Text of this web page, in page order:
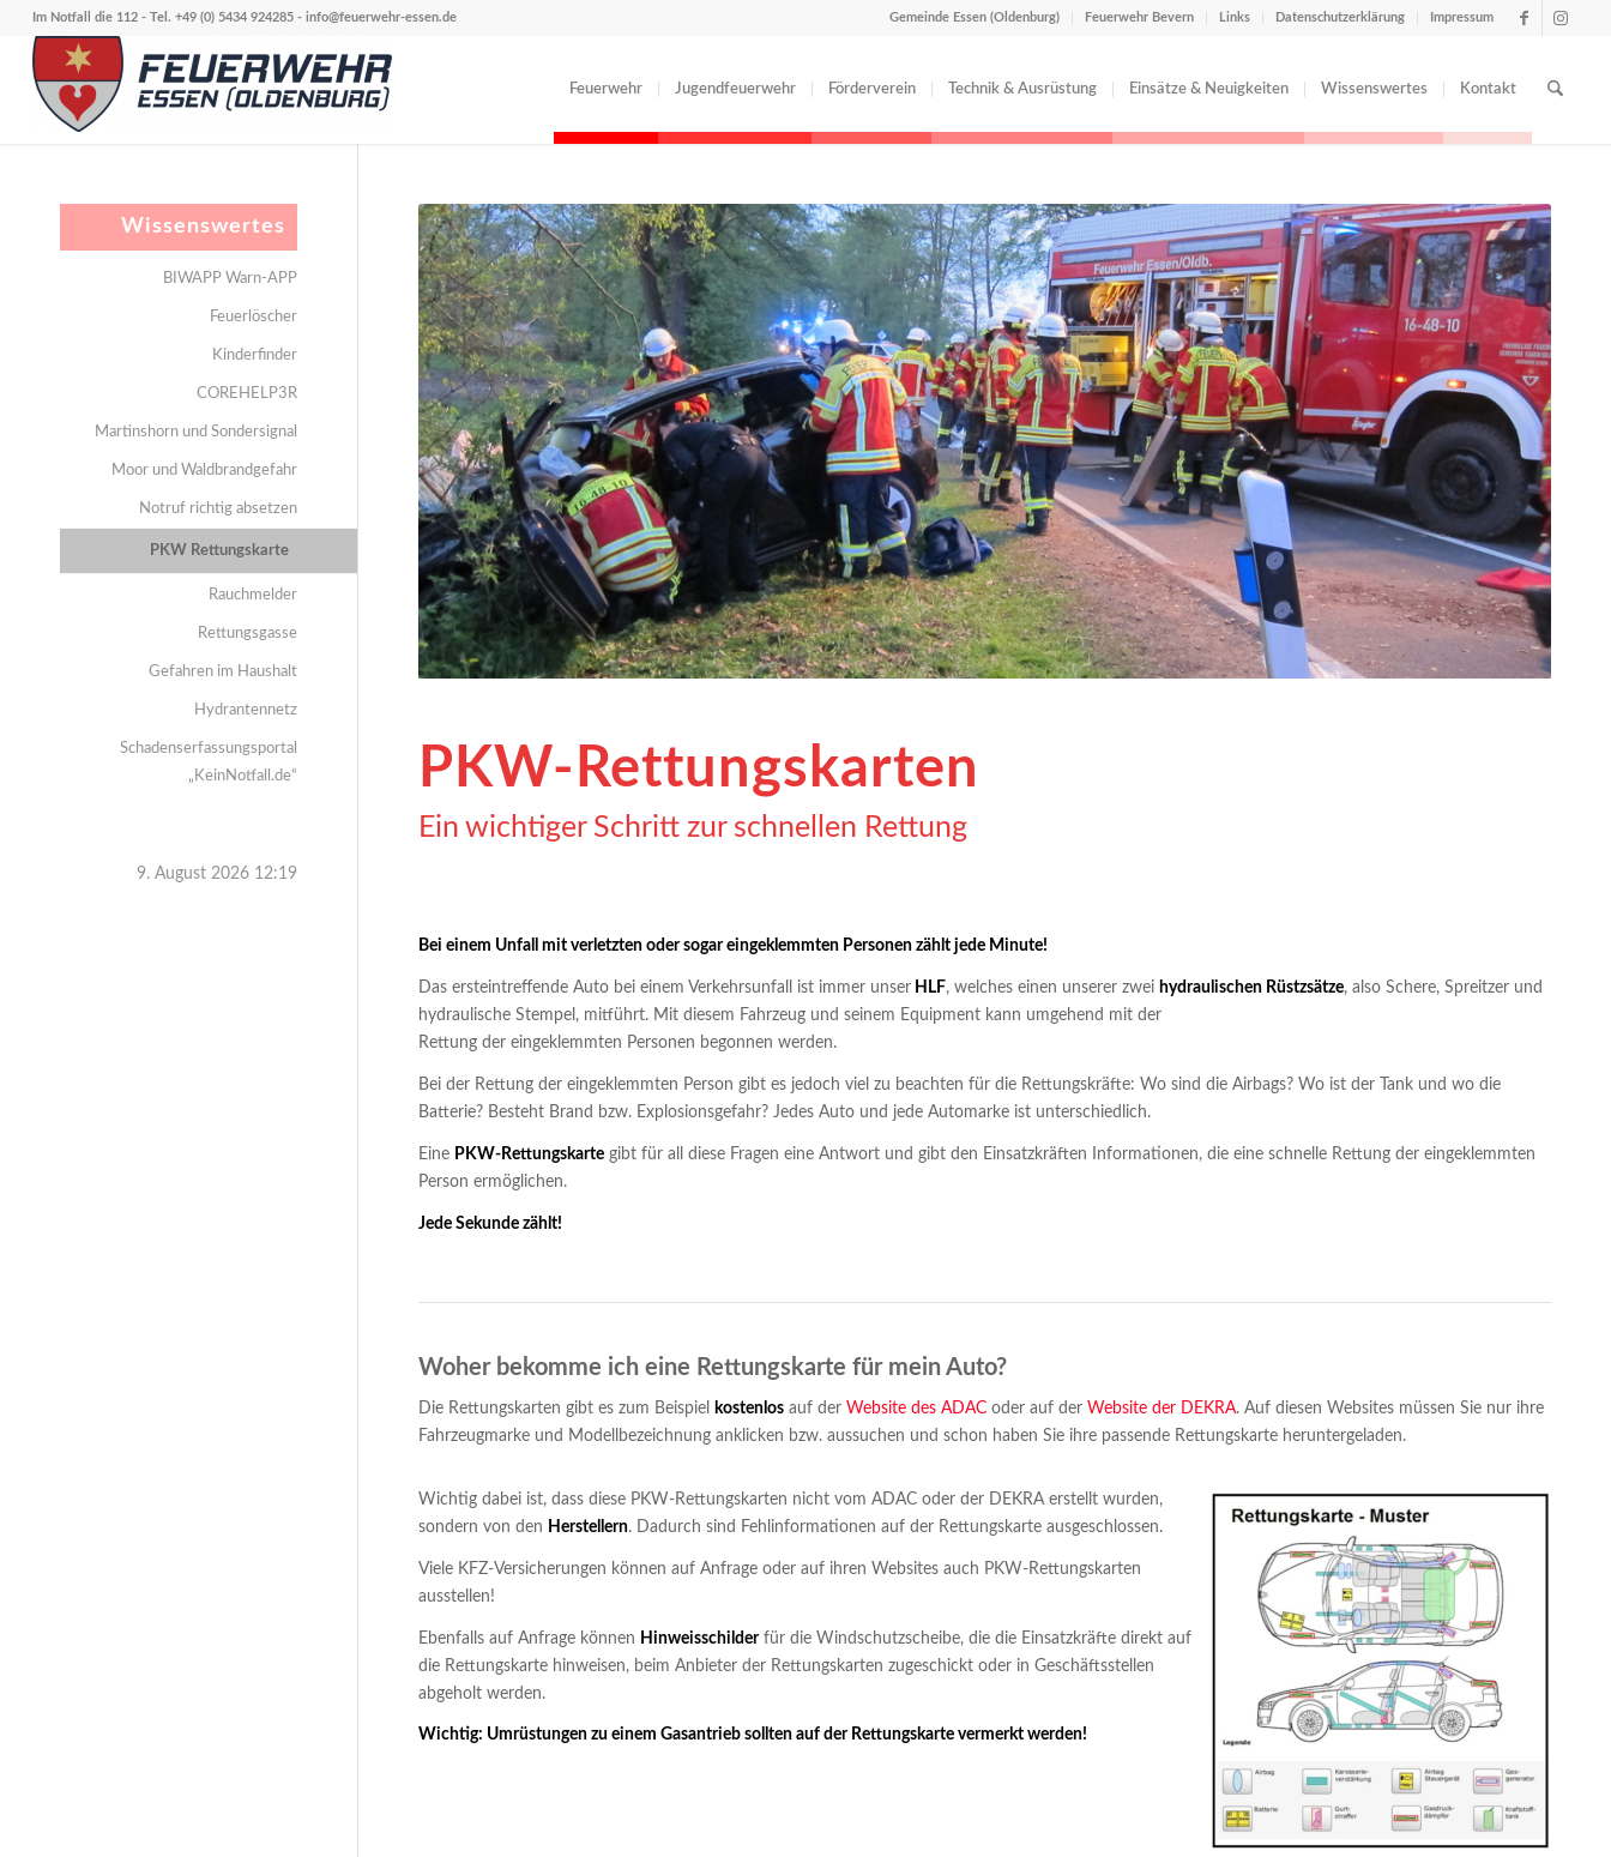
Gemeinde Essen (Oldenburg) Feuerwehr Bevern Links Datenschutzerklärung Impressum
Im Notfall die 112 - Tel. +49 (0) 5434 924285 - info@feuerwehr-essen.de
Feuerwehr Jugendfeuerwehr Förderverein Technik & Ausrüstung Einsätze & Neuigkeiten Wissenswertes Kontakt
PKW-Rettungskarten
Ein wichtiger Schritt zur schnellen Rettung
Bei einem Unfall mit verletzten oder sogar eingeklemmten Personen zählt jede Minute!
Das ersteintreffende Auto bei einem Verkehrsunfall ist immer unserHLF, welches einen unserer zwei hydraulischen Rüstzsätze, also Schere, Spreitzer und
hydraulische Stempel, mitführt. Mit diesem Fahrzeug und seinem Equipment kann umgehend mit der
Rettung der eingeklemmten Personen begonnen werden.
Bei der Rettung der eingeklemmten Person gibt es jedoch viel zu beachten für die Rettungskräfte: Wo sind die Airbags? Wo ist der Tank und wo die
Batterie? Besteht Brand bzw. Explosionsgefahr? Jedes Auto und jede Automarke ist unterschiedlich.
Eine PKW-Rettungskartegibt für all diese Fragen eine Antwort und gibt den Einsatzkräften Informationen, die eine schnelle Rettung der eingeklemmten
Person ermöglichen.
Jede Sekunde zählt!
Woher bekomme ich eine Rettungskarte für mein Auto?
Die Rettungskarten gibt es zum Beispiel kostenlosauf der Website des ADACoder auf der Website der DEKRA. Auf diesen Websites müssen Sie nur ihre
Fahrzeugmarke und Modellbezeichnung anklicken bzw. aussuchen und schon haben Sie ihre passende Rettungskarte heruntergeladen.
Wichtig dabei ist, dass diese PKW-Rettungskarten nicht vom ADAC oder der DEKRA erstellt wurden,
sondern von den Herstellern. Dadurch sind Fehlinformationen auf der Rettungskarte ausgeschlossen.
Viele KFZ-Versicherungen können auf Anfrage oder auf ihren Websites auch PKW-Rettungskarten
ausstellen!
Ebenfalls auf Anfrage können Hinweisschilderfür die Windschutzscheibe, die die Einsatzkräfte direkt auf
die Rettungskarte hinweisen, beim Anbieter der Rettungskarten zugeschickt oder in Geschäftsstellen
abgeholt werden.
Wichtig: Umrüstungen zu einem Gasantrieb sollten auf der Rettungskarte vermerkt werden!
Wissenswertes
BIWAPP Warn-APP
Feuerlöscher
Kinderfinder
COREHELP3R
Martinshorn und Sondersignal
Moor und Waldbrandgefahr
Notruf richtig absetzen
PKW Rettungskarte
Rauchmelder
Rettungsgasse
Gefahren im Haushalt
Hydrantennetz
Schadenserfassungsportal
„KeinNotfall.de“
9. August 2026 12:19